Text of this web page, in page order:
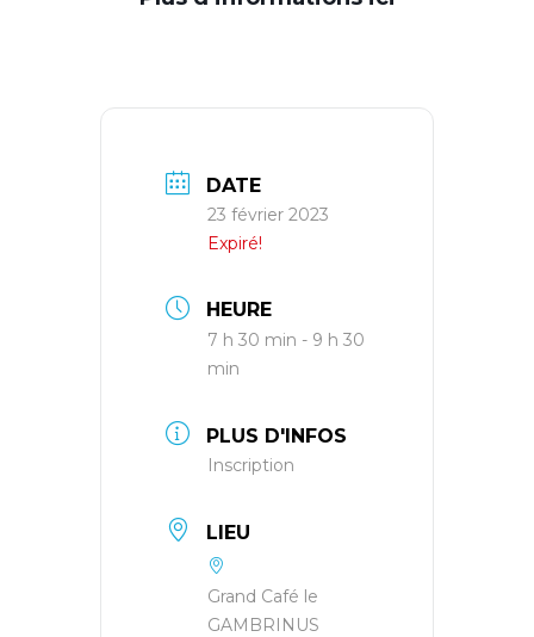
DATE
23 février 2023
Expiré!
HEURE
7 h 30 min - 9 h 30
min
PLUS D'INFOS
Inscription
LIEU
Grand Café le
GAMBRINUS